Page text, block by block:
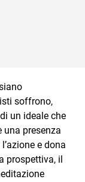
soffrono,
un ideale che
una presenza
e dona
prospettiva, il